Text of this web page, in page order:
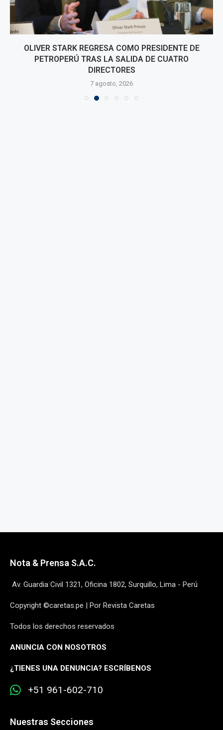
OLIVER STARK REGRESA COMO PRESIDENTE DE
PETROPERÚ TRAS LA SALIDA DE CUATRO
DIRECTORES
7 agosto, 2026
Nota & Prensa S.A.C.
Av. Guardia Civil 1321, Oficina 1802, Surquillo, Lima - Perú
Copyright ©caretas.pe | Por Revista Caretas
Todos los derechos reservados
ANUNCIA CON NOSOTROS
¿TIENES UNA DENUNCIA? ESCRÍBENOS
+51 961-602-710
Nuestras Secciones